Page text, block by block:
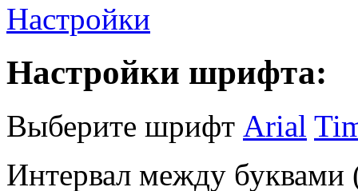
Настройки
Настройки шрифта:
Выберите шрифт Arial
Интервал между буквами